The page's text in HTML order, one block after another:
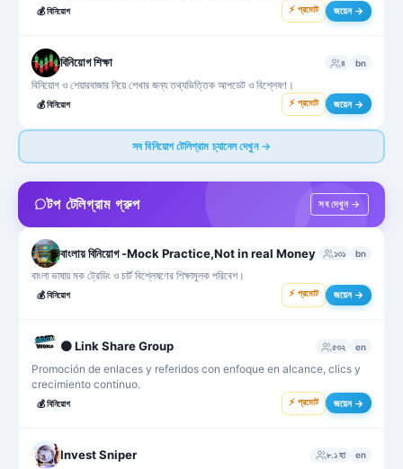
💰বিনিয়োগ ⚡ প্রমোট জয়েন →
বিনিয়োগ শিক্ষা ৪ bn
বিনিয়োগ ও শেয়ারবাজার নিয়ে শেখার জন্য তথ্যভিত্তিক আপডেট ও বিশ্লেষণ।
💰বিনিয়োগ ⚡ প্রমোট জয়েন →
সব বিনিয়োগ টেলিগ্রাম চ্যানেল দেখুন →
টপ টেলিগ্রাম গ্রুপ সব দেখুন →
বাংলায় বিনিয়োগ -Mock Practice,Not in real Money ১৩১ bn
বাংলা ভাষায় মক ট্রেডিং ও চার্ট বিশ্লেষণের শিক্ষামূলক পরিবেশ।
💰বিনিয়োগ ⚡ প্রমোট জয়েন →
⚫ Link Share Group ৫৩২ en
Promoción de enlaces y referidos con enfoque en alcance, clics y
crecimiento continuo.
💰বিনিয়োগ ⚡ প্রমোট জয়েন →
Invest Sniper ৮.১ হা en